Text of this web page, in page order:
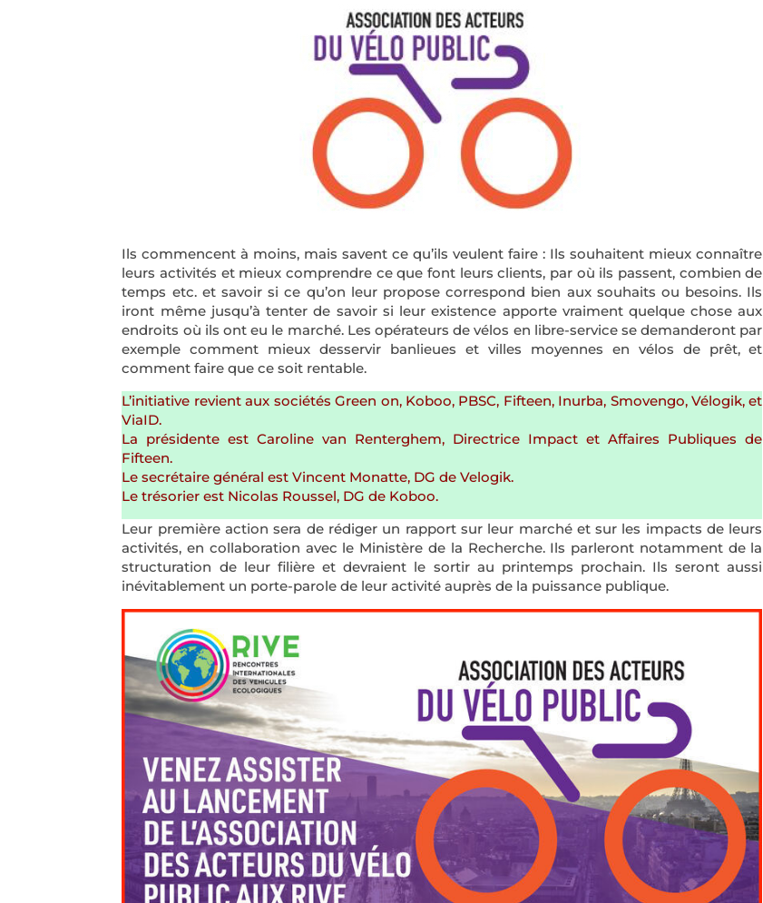
Ils commencent à moins, mais savent ce qu’ils veulent faire : Ils souhaitent mieux connaître
leurs activités et mieux comprendre ce que font leurs clients, par où ils passent, combien de
temps etc. et savoir si ce qu’on leur propose correspond bien aux souhaits ou besoins. Ils
iront même jusqu’à tenter de savoir si leur existence apporte vraiment quelque chose aux
endroits où ils ont eu le marché. Les opérateurs de vélos en libre-service se demanderont par
exemple comment mieux desservir banlieues et villes moyennes en vélos de prêt, et
comment faire que ce soit rentable.
L’initiative revient aux sociétés Green on, Koboo, PBSC, Fifteen, Inurba, Smovengo, Vélogik, et
ViaID.
La présidente est Caroline van Renterghem, Directrice Impact et Affaires Publiques de
Fifteen.
Le secrétaire général est Vincent Monatte, DG de Velogik.
Le trésorier est Nicolas Roussel, DG de Koboo.
Leur première action sera de rédiger un rapport sur leur marché et sur les impacts de leurs
activités, en collaboration avec le Ministère de la Recherche. Ils parleront notamment de la
structuration de leur filière et devraient le sortir au printemps prochain. Ils seront aussi
inévitablement un porte-parole de leur activité auprès de la puissance publique.